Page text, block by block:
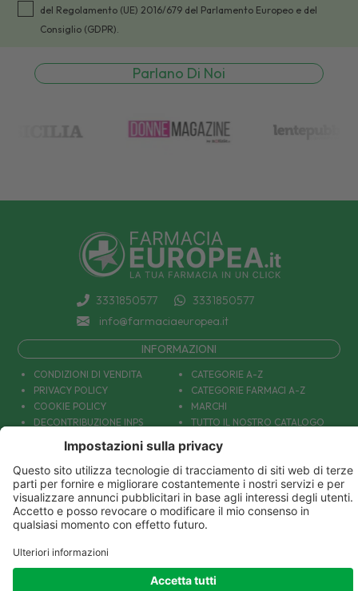
del Regolamento (UE) 2016/679 del Parlamento Europeo e del
Consiglio (GDPR).
Parlano Di Noi
3331850577
3331850577
info@farmaciaeuropea.it
INFORMAZIONI
CONDIZIONI DI VENDITA
PRIVACY POLICY
COOKIE POLICY
DECONTRIBUZIONE INPS
PAGAMENTI
COUPON E OFFERTE
PATOLOGIE: CAUSE E RIMEDI
CATEGORIE A-Z
CATEGORIE FARMACI A-Z
MARCHI
TUTTO IL NOSTRO CATALOGO
CONTATTACI
DIVENTIAMO AMICI!